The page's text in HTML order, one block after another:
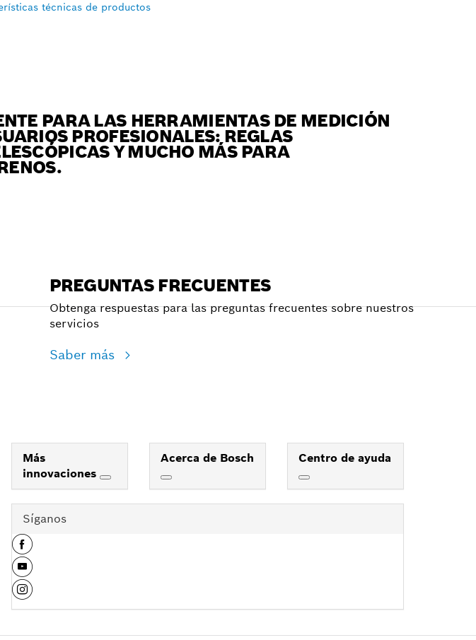
técnicas de productos
PARA LAS HERRAMIENTAS DE MEDICIÓN
PROFESIONALES: REGLAS
Y MUCHO MÁS PARA
PREGUNTAS FRECUENTES
Obtenga respuestas para las preguntas frecuentes sobre nuestros
servicios
Saber más
Más
innovaciones
Acerca de Bosch Centro de ayuda
Síganos